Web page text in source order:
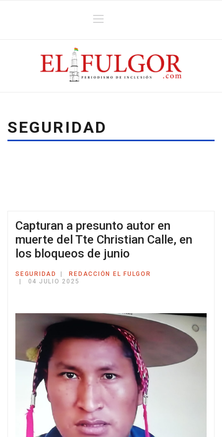
SEGURIDAD
Capturan a presunto autor en
muerte del Tte Christian Calle, en
los bloqueos de junio
SEGURIDAD
REDACCIÓN EL FULGOR
04 JULIO 2025